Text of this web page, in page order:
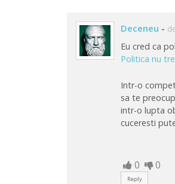
Deceneu -
Eu cred ca
Politica nu
Intr-o
sa te
intr-o lupta
cuceresti
0 0
Reply